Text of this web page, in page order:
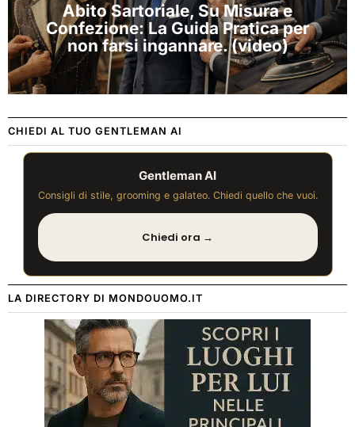
Abito Sartoriale, Su Misura e
Confezione: La Guida Pratica per
non farsi ingannare. (video)
CHIEDI AL TUO GENTLEMAN AI
Gentleman AI
Consigli di stile, grooming e galateo. Chiedi quello che vuoi.
Chiedi ora →
LA DIRECTORY DI MONDOUOMO.IT